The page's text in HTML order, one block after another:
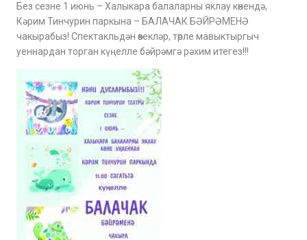
Без сезне 1 июнь – Халыкара балаларны яклау көнендә,
Кәрим Тинчурин паркына – БАЛАЧАК БӘЙРӘМЕНӘ
чакырабыз! Спектакльдән өзекләр, төрле мавыктыргыч
уеннардан торган күңелле бәйрәмгә рәхим итегез!!!